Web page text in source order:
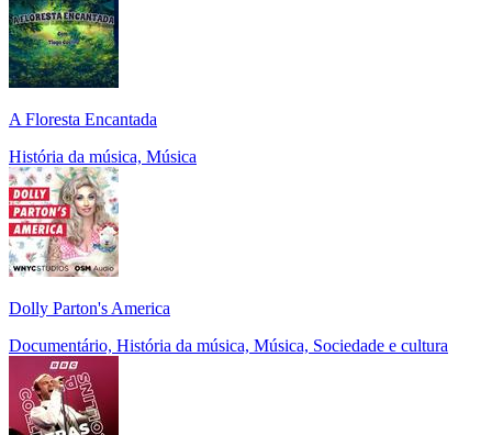
A Floresta Encantada
História da música, Música
Dolly Parton's America
Documentário, História da música, Música, Sociedade e cultura